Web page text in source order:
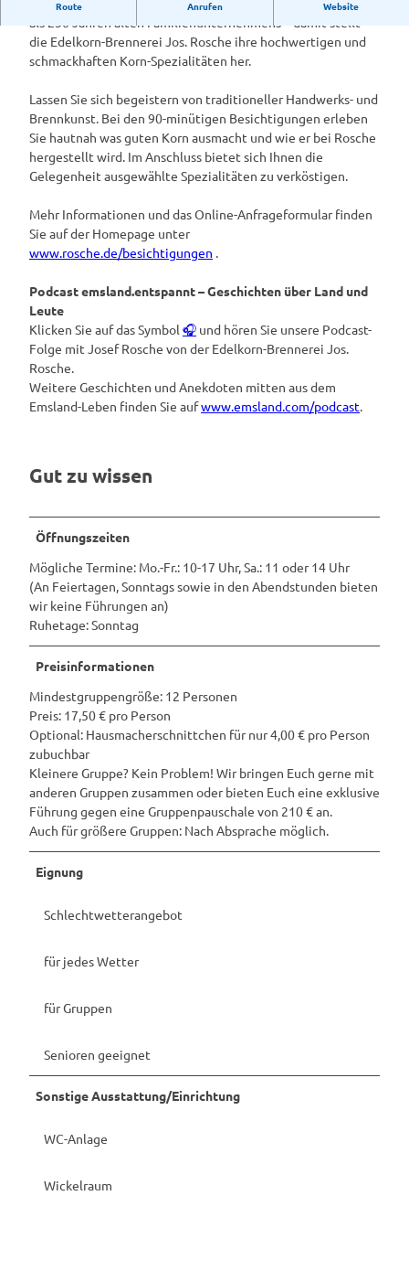
k
n
b
r
e
n
e
r
i
J
o
s
.
R
o
s
Route Anrufen Website
als 230 Jahren alten Familienunternehmens – damit stellt
die Edelkorn-Brennerei Jos. Rosche ihre hochwertigen und
schmackhaften Korn-Spezialitäten her.
Lassen Sie sich begeistern von traditioneller Handwerks- und
Brennkunst. Bei den 90-minütigen Besichtigungen erleben
Sie hautnah was guten Korn ausmacht und wie er bei Rosche
hergestellt wird. Im Anschluss bietet sich Ihnen die
Gelegenheit ausgewählte Spezialitäten zu verköstigen.
Mehr Informationen und das Online-Anfrageformular finden
Sie auf der Homepage unter
www.rosche.de/besichtigungen .
Podcast emsland.entspannt – Geschichten über Land und
Leute
Klicken Sie auf das Symbol 🎧 und hören Sie unsere Podcast-
Folge mit Josef Rosche von der Edelkorn-Brennerei Jos.
Rosche.
Weitere Geschichten und Anekdoten mitten aus dem
Emsland-Leben finden Sie aufwww.emsland.com/podcast.
Gut zu wissen
Öffnungszeiten
Mögliche Termine: Mo.-Fr.: 10-17 Uhr, Sa.: 11 oder 14 Uhr
(An Feiertagen, Sonntags sowie in den Abendstunden bieten
wir keine Führungen an)
Ruhetage: Sonntag
Preisinformationen
Mindestgruppengröße: 12 Personen
Preis: 17,50 € pro Person
Optional: Hausmacherschnittchen für nur 4,00 € pro Person
zubuchbar
Kleinere Gruppe? Kein Problem! Wir bringen Euch gerne mit
anderen Gruppen zusammen oder bieten Euch eine exklusive
Führung gegen eine Gruppenpauschale von 210 € an.
Auch für größere Gruppen: Nach Absprache möglich.
Eignung
Schlechtwetterangebot
für jedes Wetter
für Gruppen
Senioren geeignet
Sonstige Ausstattung/Einrichtung
WC-Anlage
Wickelraum